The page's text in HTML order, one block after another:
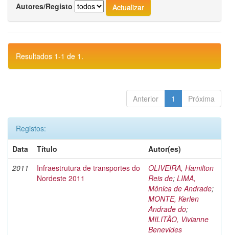
Autores/Registo
Resultados 1-1 de 1.
Anterior 1 Próxima
Registos:
Data
Título
Autor(es)
2011
Infraestrutura de transportes do
Nordeste 2011
OLIVEIRA, Hamilton
Reis de; LIMA,
Mônica de Andrade;
MONTE, Kerlen
Andrade do;
MILITÃO, Vivianne
Benevides